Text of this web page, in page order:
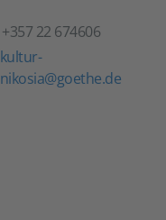
Τηλέφωνο
+357 22 674606
Email
kultur-
nikosia@goethe.de